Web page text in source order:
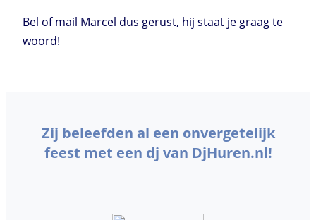
Bel of mail Marcel dus gerust, hij staat je graag te
woord!
Zij beleefden al een onvergetelijk
feest met een dj van DjHuren.nl!